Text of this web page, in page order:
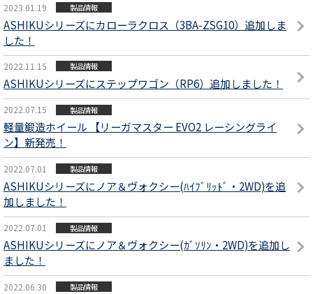
2023.01.19 製品情報
ASHIKUシリーズにカローラクロス（3BA-ZSG10）追加しま
した！
2022.11.15 製品情報
ASHIKUシリーズにステップワゴン（RP6）追加しました！
2022.07.15 製品情報
軽量鍛造ホイール 【リーガマスター EVO2 レーシングライ
ン】新発売！
2022.07.01 製品情報
ASHIKUシリーズにノア＆ヴォクシー(ﾊｲﾌﾞﾘｯﾄﾞ・2WD)を追
加しました！
2022.07.01 製品情報
ASHIKUシリーズにノア＆ヴォクシー(ｶﾞｿﾘﾝ・2WD)を追加し
ました！
2022.06.30 製品情報